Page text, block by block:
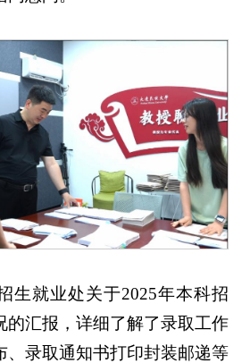
生就业处关于2025年本科招
的汇报，详细了解了录取工作
、录取通知书打印封装邮递等